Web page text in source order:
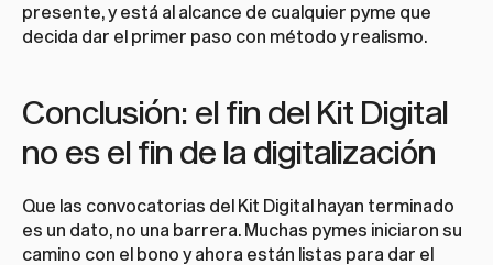
presente, y está al alcance de cualquier pyme que
decida dar el primer paso con método y realismo.
Conclusión: el fin del Kit Digital
no es el fin de la digitalización
Que las convocatorias del Kit Digital hayan terminado
es un dato, no una barrera. Muchas pymes iniciaron su
camino con el bono y ahora están listas para dar el